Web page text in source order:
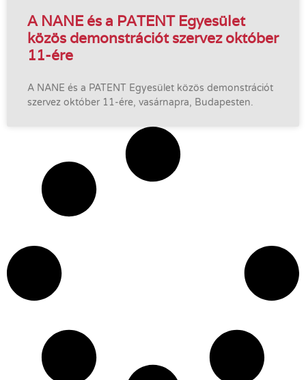
A NANE és a PATENT Egyesület
közös demonstrációt szervez október
11-ére
A NANE és a PATENT Egyesület közös demonstrációt
szervez október 11-ére, vasárnapra, Budapesten.